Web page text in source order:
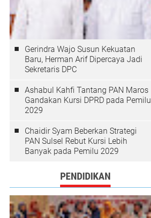
Gerindra Wajo Susun Kekuatan
Baru, Herman Arif Dipercaya Jadi
Sekretaris DPC
Ashabul Kahfi Tantang PAN Maros
Gandakan Kursi DPRD pada Pemilu
2029
Chaidir Syam Beberkan Strategi
PAN Sulsel Rebut Kursi Lebih
Banyak pada Pemilu 2029
PENDIDIKAN